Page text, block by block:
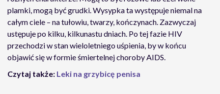
plamki, mogą być grudki. Wysypka ta występuje niemal na
całym ciele – na tułowiu, twarzy, kończynach. Zazwyczaj
ustępuje po kilku, kilkunastu dniach. Po tej fazie HIV
przechodzi w stan wieloletniego uśpienia, by w końcu
objawić się w formie śmiertelnej choroby AIDS.
Czytaj także: Leki na grzybicę penisa